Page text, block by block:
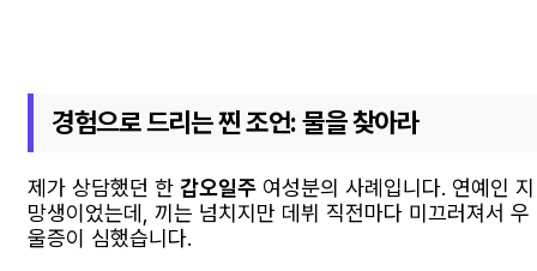
경험으로 드리는 찐 조언: 물을 찾아라
제가 상담했던 한 갑오일주 여성분의 사례입니다. 연예인 지
망생이었는데, 끼는 넘치지만 데뷔 직전마다 미끄러져서 우
울증이 심했습니다.